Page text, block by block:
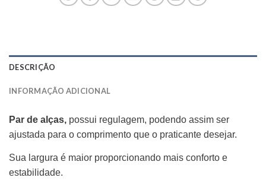
DESCRIÇÃO
INFORMAÇÃO ADICIONAL
Par de alças, possui regulagem, podendo assim ser
ajustada para o comprimento que o praticante desejar.
Sua largura é maior proporcionando mais conforto e
estabilidade.